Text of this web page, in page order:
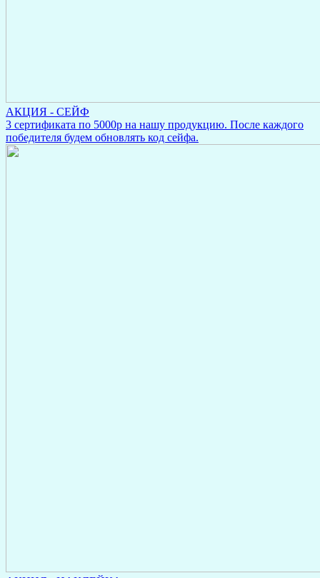
АКЦИЯ - СЕЙФ
3 сертификата по 5000р на нашу продукцию. После каждого
победителя будем обновлять код сейфа.